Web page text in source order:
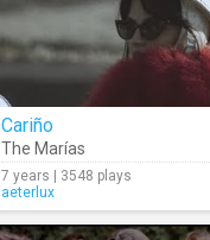
Cariño
The Marías
7 years | 3548 plays
aeterlux